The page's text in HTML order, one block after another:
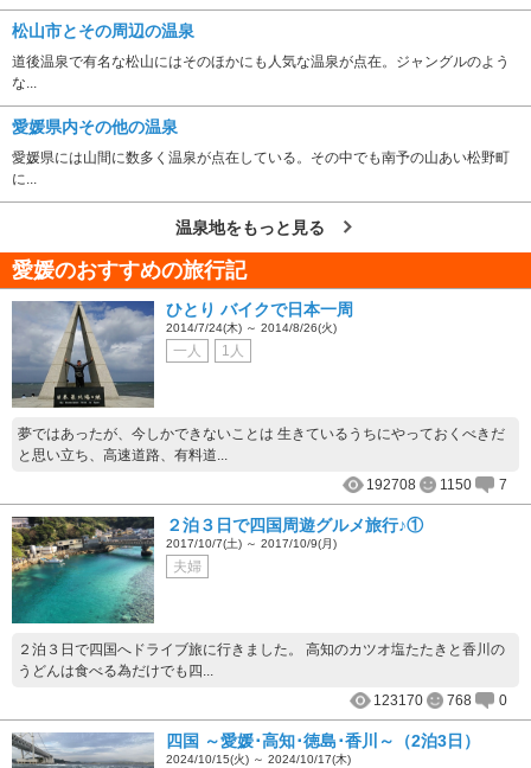
松山市とその周辺の温泉
道後温泉で有名な松山にはそのほかにも人気な温泉が点在。ジャングルのよう
な...
愛媛県内その他の温泉
愛媛県には山間に数多く温泉が点在している。その中でも南予の山あい松野町
に...
温泉地をもっと見る
愛媛のおすすめの旅行記
ひとり バイクで日本一周
2014/7/24(木) ～ 2014/8/26(火)
一人 1人
夢ではあったが、今しかできないことは 生きているうちにやっておくべきだ
と思い立ち、高速道路、有料道...
192708
1150 7
２泊３日で四国周遊グルメ旅行♪①
2017/10/7(土) ～ 2017/10/9(月)
夫婦
２泊３日で四国へドライブ旅に行きました。 高知のカツオ塩たたきと香川の
うどんは食べる為だけでも四...
123170
768 0
四国 ～愛媛･高知･徳島･香川～（2泊3日）
2024/10/15(火) ～ 2024/10/17(木)